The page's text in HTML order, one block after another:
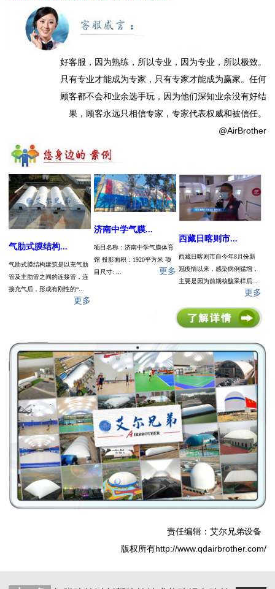
好客服，因为熟练，所以专业，因为专业，所以极致。
只有专业才能成为专家，只有专家才能成为赢家。任何
顾客都不会和业余选手玩，因为他们深知业余没有好结
果，顾客永远只相信专家，专家代表权威和被信任。
@AirBrother
气肋式膜结构...
气肋式膜结构建筑是以充气肋
管及主肋管之间的连接管，连
接充气后，形成有刚性的“...
更多
济南中学气膜...
项目名称：​济南中学气膜体育
馆 投影面积：1920平方米 项
目尺寸: ...
更多
西藏日喀则市...
西藏日喀则市自今年8月份新
冠疫情以来，感染病例猛增，
主要是因为前期核酸采样后...
更多
责任编辑：艾尔兄弟设备
版权所有http://www.qdairbrother.com/